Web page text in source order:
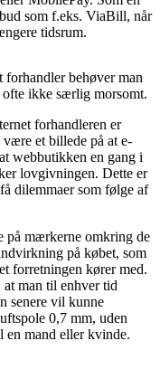
som f.eks. ViaBill, når
tidsrum.
forhandler behøver man
ofte ikke særlig morsomt.
forhandleren er
et billede på at e-
webbutikken en gang i
lovgivningen. Dette er
dilemmaer som følge af
på mærkerne omkring de
på købet, som
forretningen kører med.
man til enhver tid
senere vil kunne
0,7 mm, uden
en mand eller kvinde.